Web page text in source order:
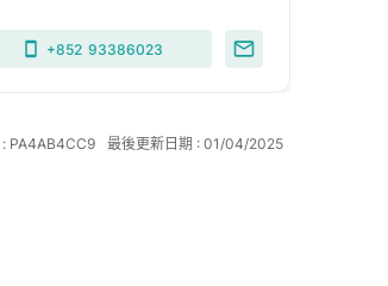
+852 93386023
: PA4AB4CC9 最後更新日期 : 01/04/2025